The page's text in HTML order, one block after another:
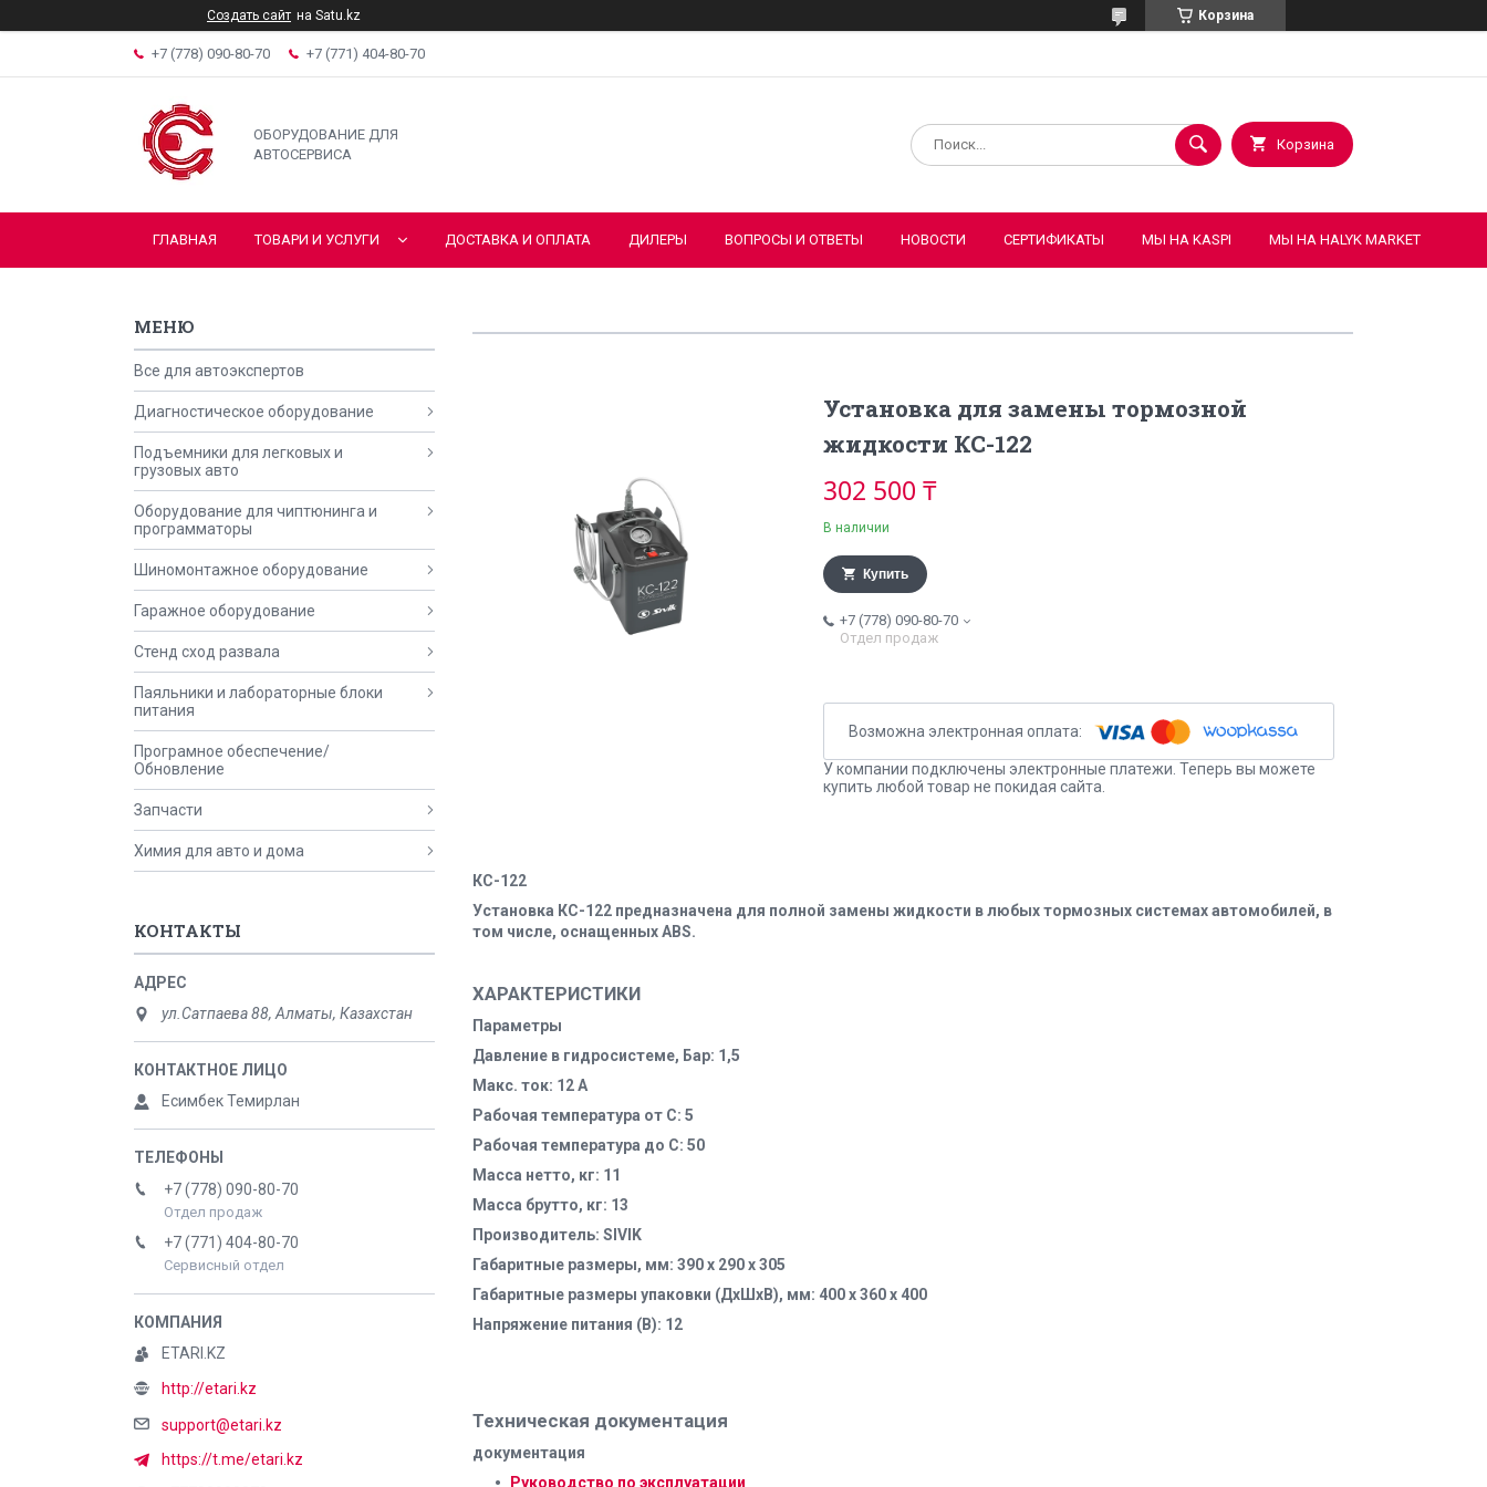
Создать сайт на Satu.kz Корзина
+7 (778) 090-80-70 +7 (771) 404-80-70
ОБОРУДОВАНИЕ ДЛЯ
АВТОСЕРВИСА
Корзина
ГЛАВНАЯ ТОВАРИ И УСЛУГИ ДОСТАВКА И ОПЛАТА ДИЛЕРЫ ВОПРОСЫ И ОТВЕТЫ НОВОСТИ СЕРТИФИКАТЫ МЫ НА KASPI МЫ НА HALYK MARKET
Установка для замены тормозной
жидкости КС-122
302 500 ₸
В наличии
Купить
+7 (778) 090-80-70
Отдел продаж
У компании подключены электронные платежи. Теперь вы можете
купить любой товар не покидая сайта.
КС-122
Установка КС-122 предназначена для полной замены жидкости в любых тормозных системах автомобилей, в
том числе, оснащенных ABS.
ХАРАКТЕРИСТИКИ
Параметры
Давление в гидросистеме, Бар: 1,5
Макс. ток: 12 А
Рабочая температура от С: 5
Рабочая температура до С: 50
Масса нетто, кг: 11
Масса брутто, кг: 13
Производитель: SIVIK
Габаритные размеры, мм: 390 х 290 х 305
Габаритные размеры упаковки (ДхШхВ), мм: 400 х 360 х 400
Напряжение питания (В): 12
Техническая документация
документация
Руководство по эксплуатации
Все для автоэкспертов
Диагностическое оборудование
Подъемники для легковых и
грузовых авто
Оборудование для чиптюнинга и
программаторы
Шиномонтажное оборудование
Гаражное оборудование
Стенд сход развала
Паяльники и лабораторные блоки
питания
Програмное обеспечение/
Обновление
Запчасти
Химия для авто и дома
КОНТАКТЫ
ул.Сатпаева 88, Алматы, Казахстан
Есимбек Темирлан
+7 (778) 090-80-70
Отдел продаж
+7 (771) 404-80-70
Сервисный отдел
ETARI.KZ
http://etari.kz
support@etari.kz
https://t.me/etari.kz